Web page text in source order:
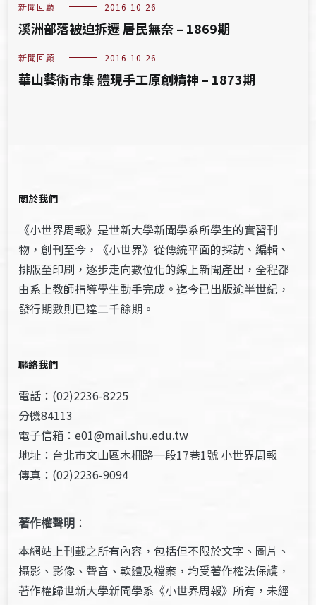
新聞回顧 2016-10-26
溪洲部落被迫拆遷 居民無奈 – 1869期
新聞回顧 2016-10-26
華山藝術市集 體現手工原創精神 – 1873期
關於我們
《小世界周報》是世新大學新聞學系所學生的實習刊
物，創刊至今，《小世界》從傳統平面的採訪、編輯、
排版至印刷，逐步走向數位化的線上新聞產出，全程都
由系上教師指導學生動手完成。迄今已出版逾半世紀，
發行期數則已達二千餘期。
聯絡我們
電話：(02)2236-8225
分機84113
電子信箱：e01@mail.shu.edu.tw
地址：台北市文山區木柵路一段17巷1號 小世界周報
傳真：(02)2236-9094
著作權聲明 ：
本網站上刊載之所有內容，包括但不限於文字、圖片、
攝影、影像、聲音、軟體及檔案，均受著作權法保護，
著作權歸世新大學新聞學系《小世界周報》所有，未經